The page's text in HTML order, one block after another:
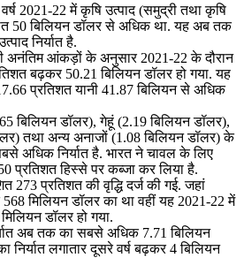
2021-22 में कृषि उत्पाद (समुद्री तथा कृषि
50 बिलियन डॉलर से अधिक था. यह अब तक
निर्यात है.
अनंतिम आंकड़ों के अनुसार 2021-22 के दौरान
बढ़कर 50.21 बिलियन डॉलर हो गया. यह
प्रतिशत यानी 41.87 बिलियन से अधिक
बिलियन डॉलर), गेहूं (2.19 बिलियन डॉलर),
तथा अन्य अनाजों (1.08 बिलियन डॉलर) के
अधिक निर्यात है. भारत ने चावल के लिए
प्रतिशत हिस्से पर कब्जा कर लिया है.
273 प्रतिशत की वृद्धि दर्ज की गई. जहां
568 मिलियन डॉलर का था वहीं यह 2021-22 में
डॉलर हो गया.
अब तक का सबसे अधिक 7.71 बिलियन
लगातार दूसरे वर्ष बढ़कर 4 बिलियन